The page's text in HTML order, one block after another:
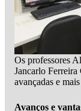
Os professores
Jancarlo
avançadas e
Avanços e